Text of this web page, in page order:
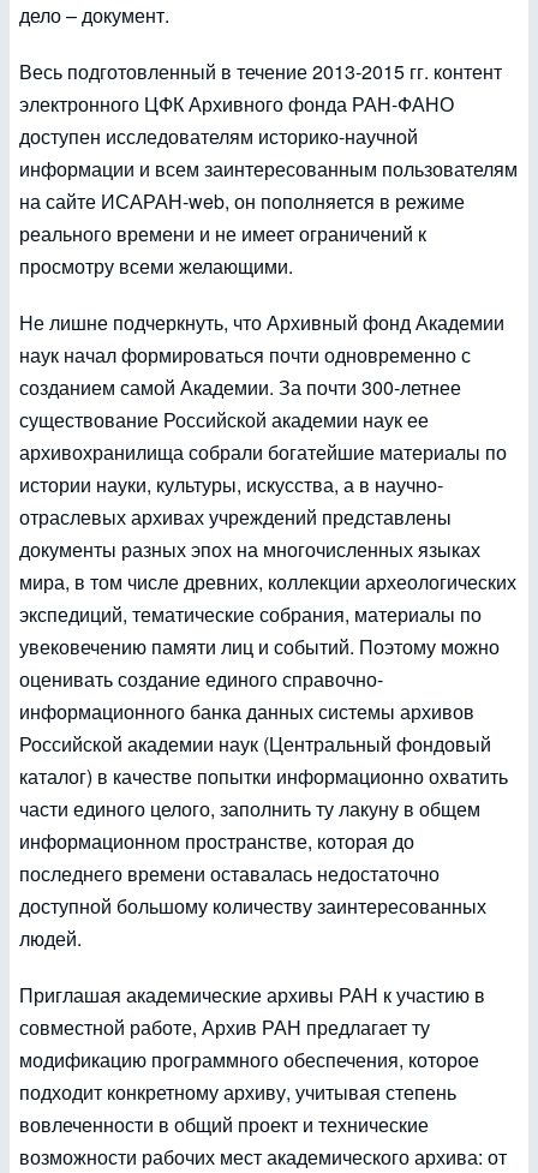
дело – документ.
Весь подготовленный в течение 2013-2015 гг. контент
электронного ЦФК Архивного фонда РАН-ФАНО
доступен исследователям историко-научной
информации и всем заинтересованным пользователям
на сайте ИСАРАН-web, он пополняется в режиме
реального времени и не имеет ограничений к
просмотру всеми желающими.
Не лишне подчеркнуть, что Архивный фонд Академии
наук начал формироваться почти одновременно с
созданием самой Академии. За почти 300-летнее
существование Российской академии наук ее
архивохранилища собрали богатейшие материалы по
истории науки, культуры, искусства, а в научно-
отраслевых архивах учреждений представлены
документы разных эпох на многочисленных языках
мира, в том числе древних, коллекции археологических
экспедиций, тематические собрания, материалы по
увековечению памяти лиц и событий. Поэтому можно
оценивать создание единого справочно-
информационного банка данных системы архивов
Российской академии наук (Центральный фондовый
каталог) в качестве попытки информационно охватить
части единого целого, заполнить ту лакуну в общем
информационном пространстве, которая до
последнего времени оставалась недостаточно
доступной большому количеству заинтересованных
людей.
Приглашая академические архивы РАН к участию в
совместной работе, Архив РАН предлагает ту
модификацию программного обеспечения, которое
подходит конкретному архиву, учитывая степень
вовлеченности в общий проект и технические
возможности рабочих мест академического архива: от